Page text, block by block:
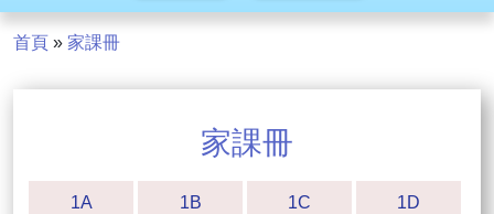
首頁 » 家課冊
家課冊
1A 1B 1C 1D